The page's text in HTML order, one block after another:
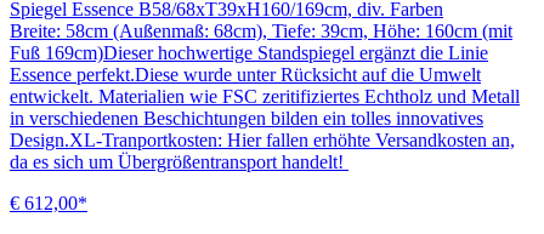
Spiegel Essence B58/68xT39xH160/169cm, div. Farben
Breite: 58cm (Außenmaß: 68cm), Tiefe: 39cm, Höhe: 160cm (mit
Fuß 169cm)Dieser hochwertige Standspiegel ergänzt die Linie
Essence perfekt.Diese wurde unter Rücksicht auf die Umwelt
entwickelt. Materialien wie FSC zeritifiziertes Echtholz und Metall
in verschiedenen Beschichtungen bilden ein tolles innovatives
Design.XL-Tranportkosten: Hier fallen erhöhte Versandkosten an,
da es sich um Übergrößentransport handelt!
€ 612,00*